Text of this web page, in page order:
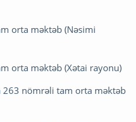
orta məktəb (Nəsimi
orta məktəb (Xətai rayonu)
263 nömrəli tam orta məktəb